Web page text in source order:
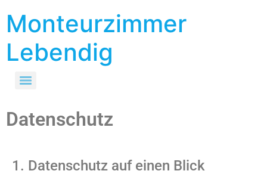
Monteurzimmer
Lebendig
Datenschutz
1. Datenschutz auf einen Blick